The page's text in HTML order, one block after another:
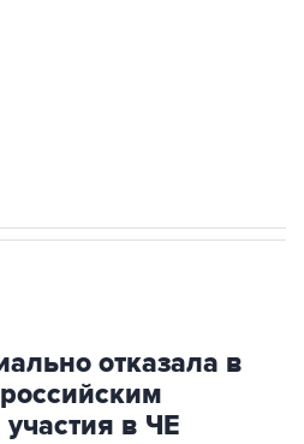
отказала в
в ЧЕ